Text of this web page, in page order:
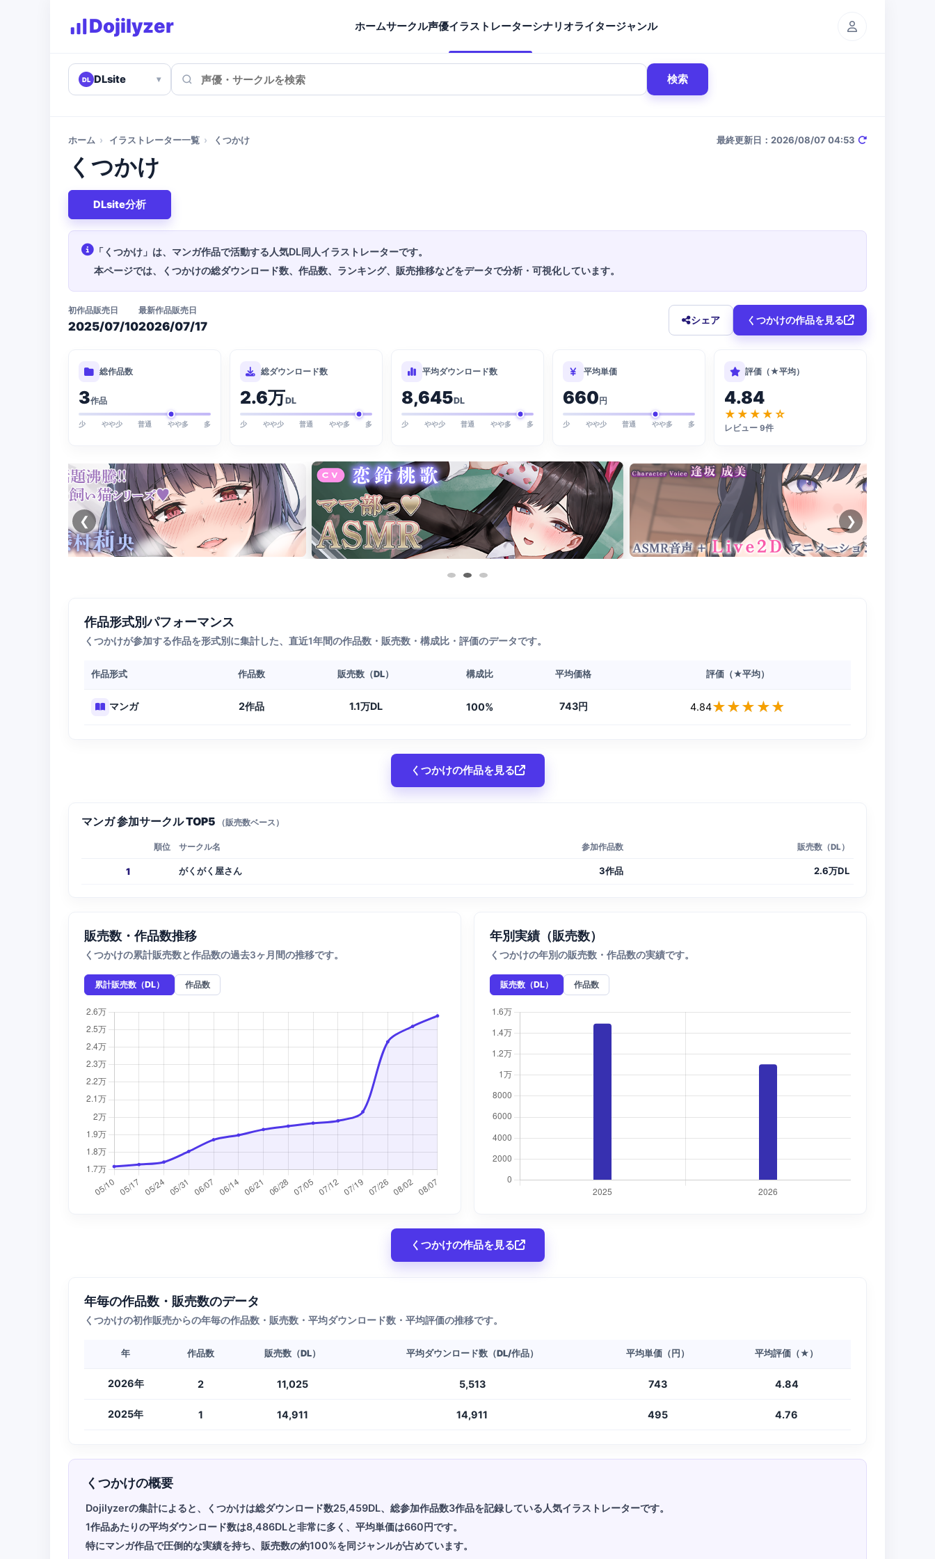
Dojilyzer ホームサークル声優イラストレーターシナリオライタージャンル
DL DLsite ▾ 検索
ホーム › イラストレーター一覧 › くつかけ 最終更新日：2026/08/07 04:53
くつかけ
DLsite分析
「くつかけ」は、マンガ作品で活動する人気DL同人イラストレーターです。
本ページでは、くつかけの総ダウンロード数、作品数、ランキング、販売推移などをデータで分析・可視化しています。
初作品販売日
2025/07/10
最新作品販売日
2026/07/17 シェア くつかけの作品を見る
総作品数
3作品
少 やや少 普通 やや多 多
総ダウンロード数
2.6万DL
少 やや少 普通 やや多 多
平均ダウンロード数
8,645DL
少 やや少 普通 やや多 多
平均単価
660円
少 やや少 普通 やや多 多
評価（★平均）
4.84
★★★★☆
レビュー 9件
❮ ❯
作品形式別パフォーマンス
くつかけが参加する作品を形式別に集計した、直近1年間の作品数・販売数・構成比・評価のデータです。
作品形式 作品数 販売数（DL） 構成比 平均価格 評価（★平均）
マンガ 2作品 1.1万DL 100% 743円 4.84★★★★★
★★★★★
くつかけの作品を見る
マンガ 参加サークル TOP5 （販売数ベース）
順位 サークル名 参加作品数 販売数（DL）
1 がくがく屋さん 3作品 2.6万DL
販売数・作品数推移
くつかけの累計販売数と作品数の過去3ヶ月間の推移です。
累計販売数（DL） 作品数
年別実績（販売数）
くつかけの年別の販売数・作品数の実績です。
販売数（DL） 作品数
くつかけの作品を見る
年毎の作品数・販売数のデータ
くつかけの初作販売からの年毎の作品数・販売数・平均ダウンロード数・平均評価の推移です。
年 作品数 販売数（DL） 平均ダウンロード数（DL/作品） 平均単価（円） 平均評価（★）
2026年 2 11,025 5,513 743 4.84
2025年 1 14,911 14,911 495 4.76
くつかけの概要
Dojilyzerの集計によると、くつかけは総ダウンロード数25,459DL、総参加作品数3作品を記録している人気イラストレーターです。
1作品あたりの平均ダウンロード数は8,486DLと非常に多く、平均単価は660円です。
特にマンガ作品で圧倒的な実績を持ち、販売数の約100%を同ジャンルが占めています。